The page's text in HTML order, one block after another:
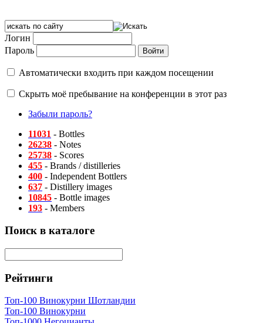
Логин
Пароль
Автоматически входить при каждом посещении
Скрыть моё пребывание на конференции в этот раз
Забыли пароль?
11031 - Bottles
26238 - Notes
25738 - Scores
455 - Brands / distilleries
400 - Independent Bottlers
637 - Distillery images
10845 - Bottle images
193 - Members
Поиск в каталоге
Рейтинги
Топ-100 Винокурни Шотландии
Топ-100 Винокурни